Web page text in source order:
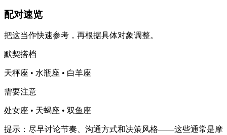
配对速览
把这当作快速参考，再根据具体对象调整。
默契搭档
天秤座 • 水瓶座 • 白羊座
需要注意
处女座 • 天蝎座 • 双鱼座
提示：尽早讨论节奏、沟通方式和决策风格——这些通常是摩